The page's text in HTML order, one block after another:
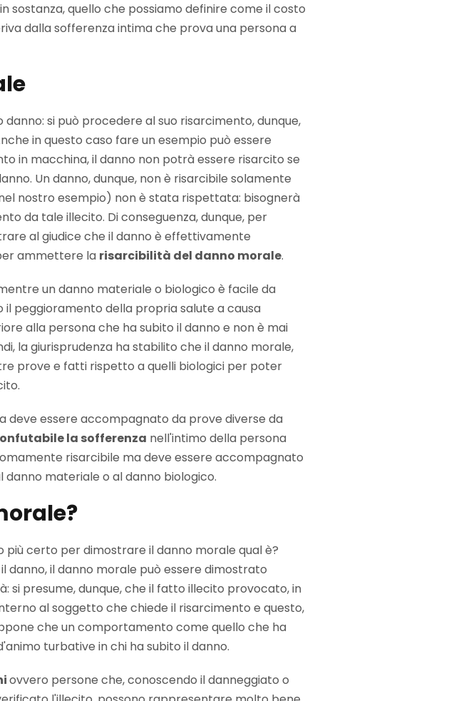
sostanza, quello che possiamo definire come il costo
dalla sofferenza intima che prova una persona a
si può procedere al suo risarcimento, dunque,
in questo caso fare un esempio può essere
in macchina, il danno non potrà essere risarcito se
Un danno, dunque, non è risarcibile solamente
nostro esempio) non è stata rispettata: bisognerà
da tale illecito. Di conseguenza, dunque, per
al giudice che il danno è effettivamente
ammettere la risarcibilità del danno morale.
un danno materiale o biologico è facile da
peggioramento della propria salute a causa
alla persona che ha subito il danno e non è mai
la giurisprudenza ha stabilito che il danno morale,
prove e fatti rispetto a quelli biologici per poter
deve essere accompagnato da prove diverse da
la sofferenza nell'intimo della persona
risarcibile ma deve essere accompagnato
materiale o al danno biologico.
più certo per dimostrare il danno morale qual è?
danno, il danno morale può essere dimostrato
si presume, dunque, che il fatto illecito provocato, in
al soggetto che chiede il risarcimento e questo,
che un comportamento come quello che ha
turbative in chi ha subito il danno.
ovvero persone che, conoscendo il danneggiato o